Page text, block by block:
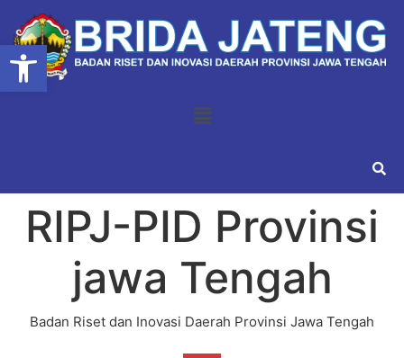
Open toolbar
RIPJ-PID Provinsi
jawa Tengah
Badan Riset dan Inovasi Daerah Provinsi Jawa Tengah